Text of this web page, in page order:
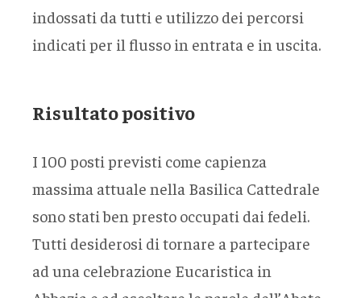
indossati da tutti e utilizzo dei percorsi
indicati per il flusso in entrata e in uscita.
Risultato positivo
I 100 posti previsti come capienza
massima attuale nella Basilica Cattedrale
sono stati ben presto occupati dai fedeli.
Tutti desiderosi di tornare a partecipare
ad una celebrazione Eucaristica in